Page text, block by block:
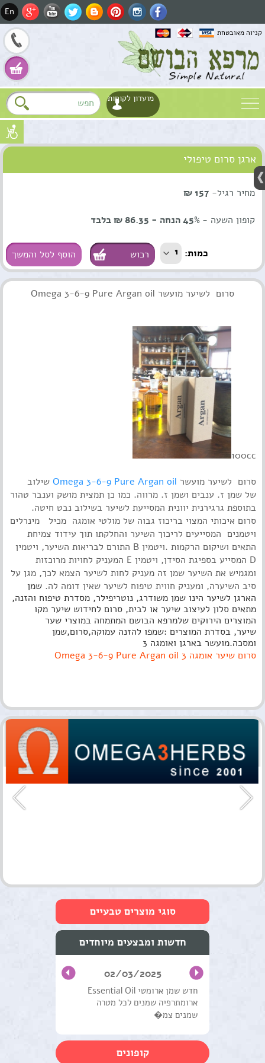
En
קניוה מאובטחת
מועדון לקוחות
ארגן סרום טיפולי
מחיר רגיל- 157 ₪
קופון השעה - 45% הנחה - 86.35 ₪ בלבד
כמות: 1 הוסף לסל והמשך
סרום לשיער מועשר Omega 3-6-9 Pure Argan oil
100cc
סרום לשיער מועשר Omega 3-6-9 Pure Argan oil שילוב
של שמן ז. ענבים ושמן ז. מרווה. כמו כן תמצית מושק וענבר טהור
בתוספת גרגירנית יוונית המסייעת לשיער בשילוב נבט חיטה.
סרום איכותי המצוי בריכוז גבוה של מולטי אומגה מכיל מינרלים
ויטמנים המסייעים לריכוך השיער והחלקתו תוך עידוד צמיחת
התאים ושיקום הרקמות .ויטמין B התורם לבריאות השיער, ויטמין
D המסייע בספיגת הסידן, ויטמין E המעניק לחויות מרוכזות
ומגמיש את השיער שמן זה מעניק לחות לשיער הצמא לכך, מגן על
סיב השיערה, ומעניק חווית טיפוח לשיער שאין דומה לה. שמן
הארגן לשיער הינו שמן משודרג, נוטריפילר, מסדרת טיפוח והזנה,
מתאים סלון לעיצוב שיער או לבית, סרום לחידוש שיער מקו
המוצרים הירוקים שלמרפא הבושם המתמחה במוצרי שער
שיער, בסדרת המוצרים :שמפו להזנה עמוקה,סרום,שמן
ומסכה.מועשר בארגן ואומגה 3
סרום שיער אומגה 3 Omega 3-6-9 Pure Argan oil
סוגי מוצרים טבעיים
טיפול וטיפוח השיער
מוצרים טבעים כללי
ערכות טיפוליות
חדשות ומבצעים מיוחדים
02/03/2025
חדש שמן ארומטי Essential Oil
ארומתרפיה שמנים לכל מטרה
שמנים צמ�
קופונים